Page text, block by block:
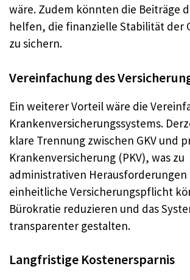
wäre. Zudem könnten die Beiträge
helfen, die finanzielle Stabilität der
zu sichern.
Vereinfachung des
Ein weiterer Vorteil wäre die
Krankenversicherungssystems.
klare Trennung zwischen GKV und
Krankenversicherung (PKV), was zu
administrativen Herausforderungen
einheitliche Versicherungspflicht
Bürokratie reduzieren und das
transparenter gestalten.
Langfristige Kostenersparnis